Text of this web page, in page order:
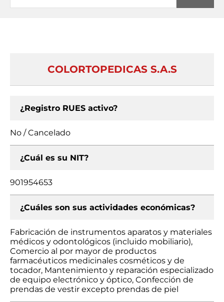
COLORTOPEDICAS S.A.S
¿Registro RUES activo?
No / Cancelado
¿Cuál es su NIT?
901954653
¿Cuáles son sus actividades económicas?
Fabricación de instrumentos aparatos y materiales
médicos y odontológicos (incluido mobiliario),
Comercio al por mayor de productos
farmacéuticos medicinales cosméticos y de
tocador, Mantenimiento y reparación especializado
de equipo electrónico y óptico, Confección de
prendas de vestir excepto prendas de piel